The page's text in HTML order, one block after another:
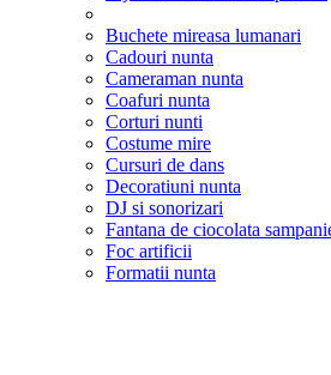
Buchete mireasa lumanari
Cadouri nunta
Cameraman nunta
Coafuri nunta
Corturi nunti
Costume mire
Cursuri de dans
Decoratiuni nunta
DJ si sonorizari
Fantana de ciocolata
Foc artificii
Formatii nunta